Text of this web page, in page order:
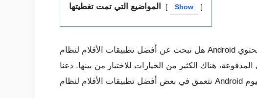
المواضيع التي تمت تغطيتها Show
هل تبحث عن أفضل تطبيقات الأفلام لنظام Android لبث الأفلام عبر الإنترنت؟ لقد جئت إلى المكان المناسب! يحتوي Android على عدد كبير من التطبيقات
المدفوعة، هناك الكثير من الخيارات للاختيار من بينها. دعنا